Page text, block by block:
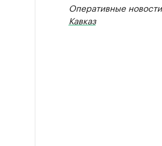
Оперативные
Кавказ